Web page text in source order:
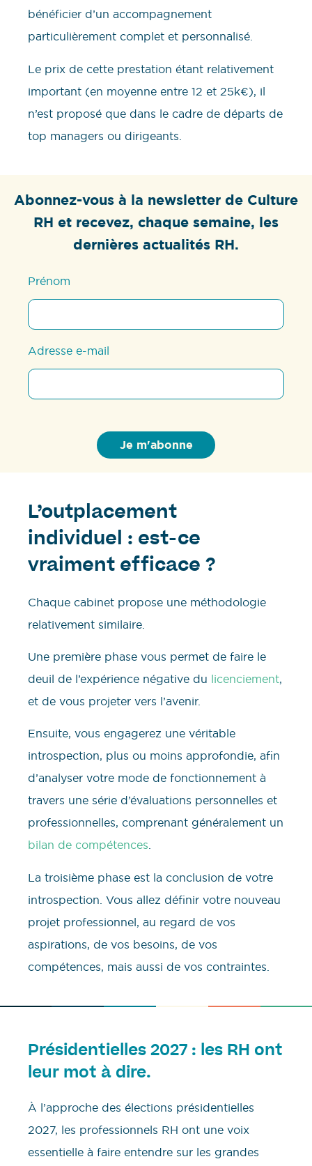
bénéficier d’un accompagnement
particulièrement complet et personnalisé.
Le prix de cette prestation étant relativement
important (en moyenne entre 12 et 25k€), il
n’est proposé que dans le cadre de départs de
top managers ou dirigeants.
Abonnez-vous à la newsletter de Culture
RH et recevez, chaque semaine, les
dernières actualités RH.
Prénom
Adresse e-mail
L’outplacement
individuel : est-ce
vraiment efficace ?
Chaque cabinet propose une méthodologie
relativement similaire.
Une première phase vous permet de faire le
deuil de l’expérience négative du licenciement,
et de vous projeter vers l’avenir.
Ensuite, vous engagerez une véritable
introspection, plus ou moins approfondie, afin
d’analyser votre mode de fonctionnement à
travers une série d’évaluations personnelles et
professionnelles, comprenant généralement un
bilan de compétences.
La troisième phase est la conclusion de votre
introspection. Vous allez définir votre nouveau
projet professionnel, au regard de vos
aspirations, de vos besoins, de vos
compétences, mais aussi de vos contraintes.
Présidentielles 2027 : les RH ont
leur mot à dire.
À l’approche des élections présidentielles
2027, les professionnels RH ont une voix
essentielle à faire entendre sur les grandes